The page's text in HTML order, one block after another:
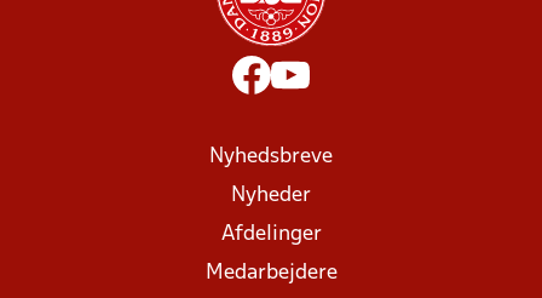
Nyhedsbreve
Nyheder
Afdelinger
Medarbejdere